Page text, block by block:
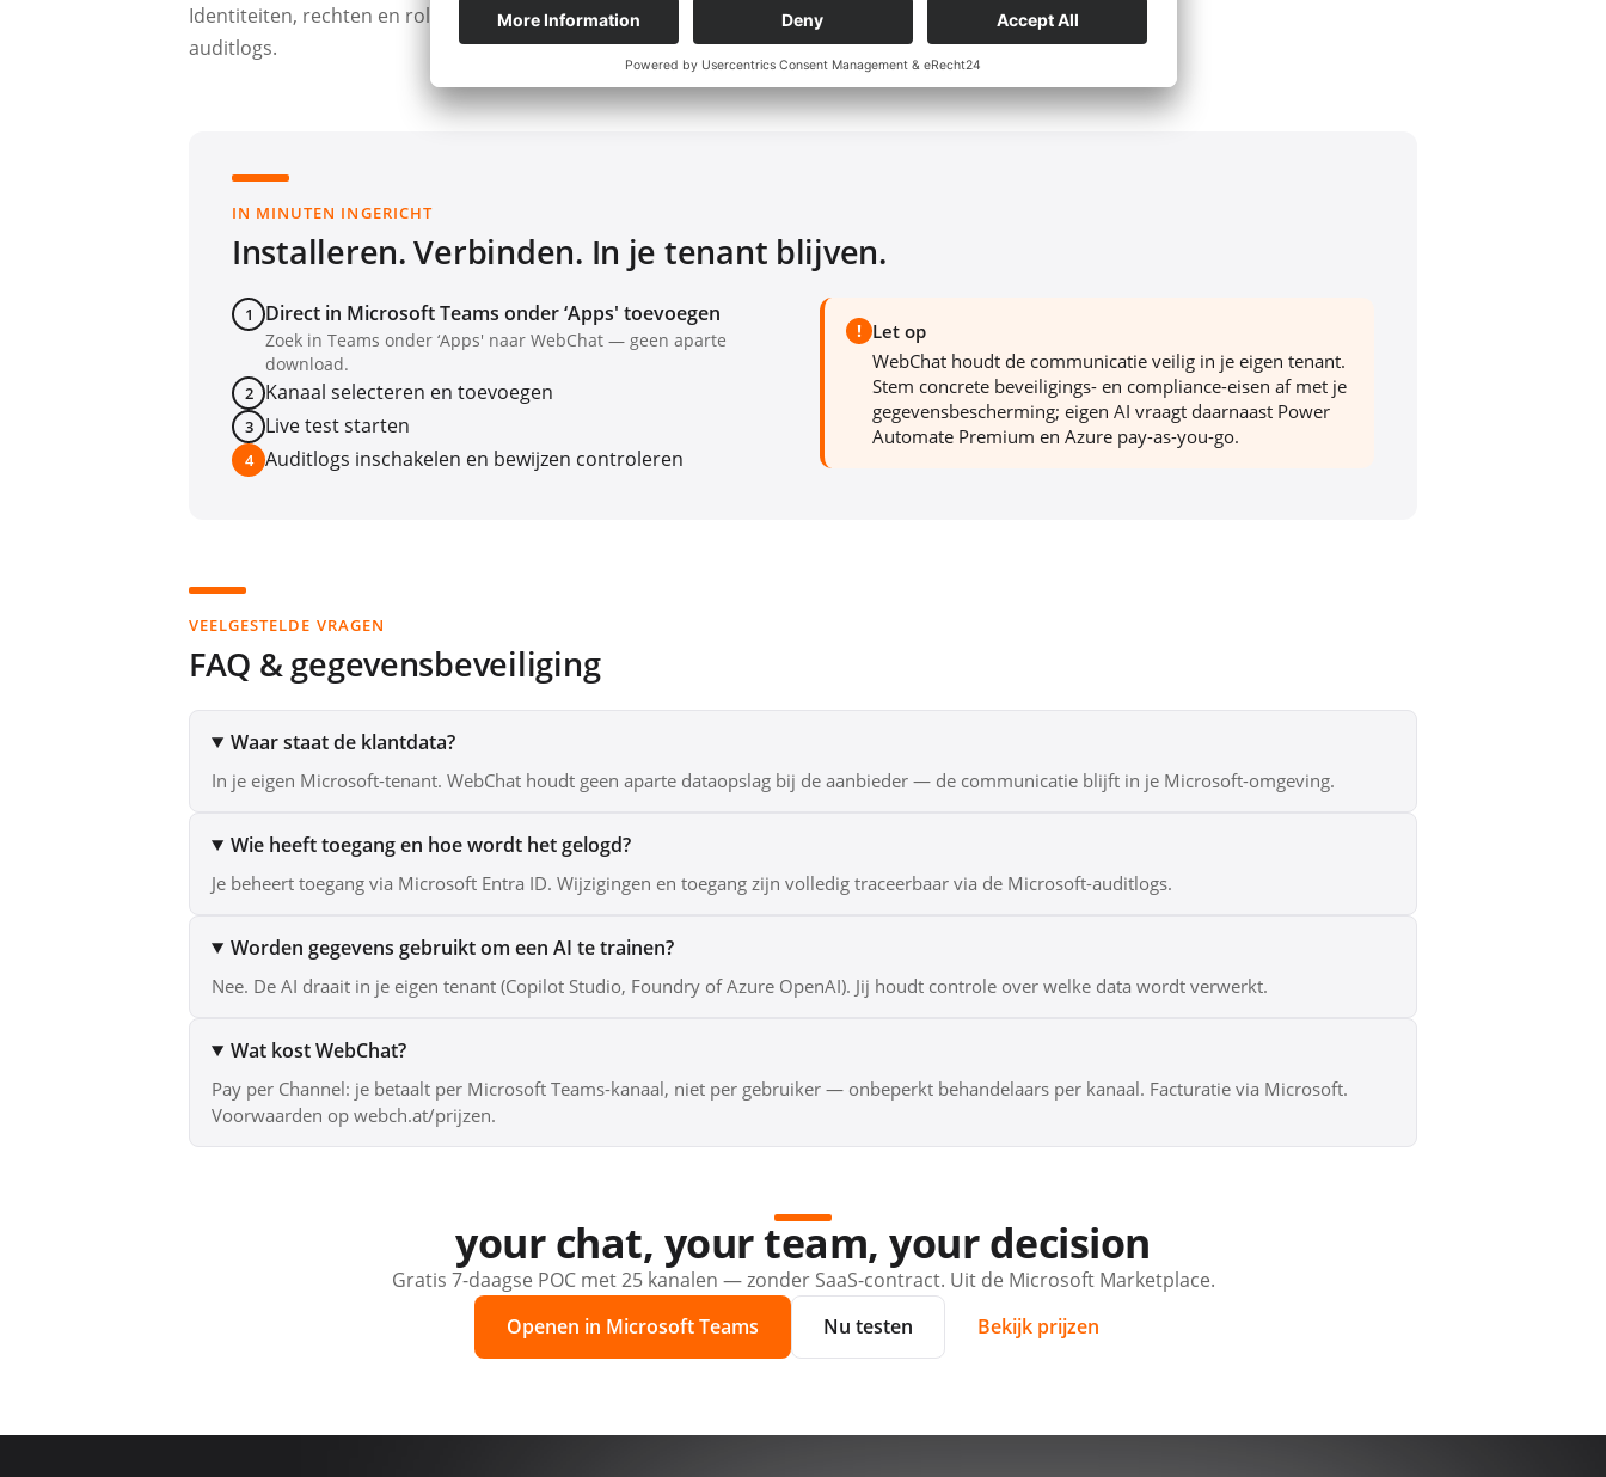
Identiteiten, rechten en rollen beheert u via Entra ID, en elke toegang is traceerbaar via de Microsoft-
auditlogs.
IN MINUTEN INGERICHT
Installeren. Verbinden. In je tenant blijven.
1 Direct in Microsoft Teams onder ‘Apps' toevoegen
Zoek in Teams onder ‘Apps' naar WebChat — geen aparte
download.
2
Kanaal selecteren en toevoegen
3 Live test starten
4 Auditlogs inschakelen en bewijzen controleren
! Let op
WebChat houdt de communicatie veilig in je eigen tenant.
Stem concrete beveiligings- en compliance-eisen af met je
gegevensbescherming; eigen AI vraagt daarnaast Power
Automate Premium en Azure pay-as-you-go.
VEELGESTELDE VRAGEN
FAQ & gegevensbeveiliging
Waar staat de klantdata?
In je eigen Microsoft-tenant. WebChat houdt geen aparte dataopslag bij de aanbieder — de communicatie blijft in je Microsoft-omgeving.
Wie heeft toegang en hoe wordt het gelogd?
Je beheert toegang via Microsoft Entra ID. Wijzigingen en toegang zijn volledig traceerbaar via de Microsoft-auditlogs.
Worden gegevens gebruikt om een AI te trainen?
Nee. De AI draait in je eigen tenant (Copilot Studio, Foundry of Azure OpenAI). Jij houdt controle over welke data wordt verwerkt.
Wat kost WebChat?
Pay per Channel: je betaalt per Microsoft Teams-kanaal, niet per gebruiker — onbeperkt behandelaars per kanaal. Facturatie via Microsoft.
Voorwaarden op webch.at/prijzen.
your chat, your team, your decision
Gratis 7-daagse POC met 25 kanalen — zonder SaaS-contract. Uit de Microsoft Marketplace.
Openen in Microsoft Teams
Nu testen Bekijk prijzen